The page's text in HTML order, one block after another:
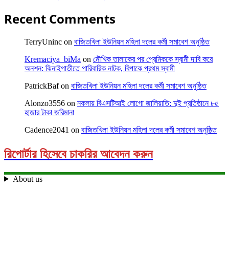
Recent Comments
TerryUninc on বাজিতখিলা ইউনিয়ন মহিলা দলের কর্মী সমাবেশ অনুষ্ঠিত
Kremaciya_biMa on মৌখিক তালাকের পর প্রেমিককে স্বামী দাবি করে
অনশন: ঝিনাইগাতীতে পারিবারিক নাটক, বিপাকে প্রথম স্বামী
PatrickBafon বাজিতখিলা ইউনিয়ন মহিলা দলের কর্মী সমাবেশ অনুষ্ঠিত
Alonzo3556 on নকলায় বিএসটিআই লোগো জালিয়াতি: দুই প্রতিষ্ঠানে ৮৫
হাজার টাকা জরিমানা
Cadence2041 on বাজিতখিলা ইউনিয়ন মহিলা দলের কর্মী সমাবেশ অনুষ্ঠিত
রিপোর্টার হিসেবে চাকরির আবেদন করুন
About us